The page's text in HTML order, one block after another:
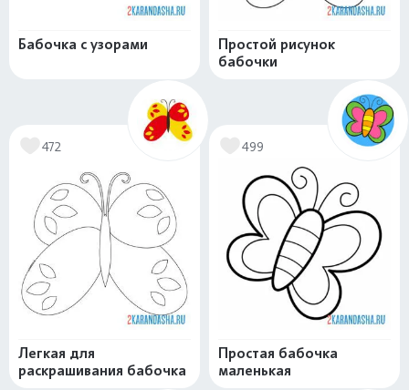
Бабочка с узорами
Простой рисунок
бабочки
472
Легкая для
раскрашивания бабочка
499
Простая бабочка
маленькая